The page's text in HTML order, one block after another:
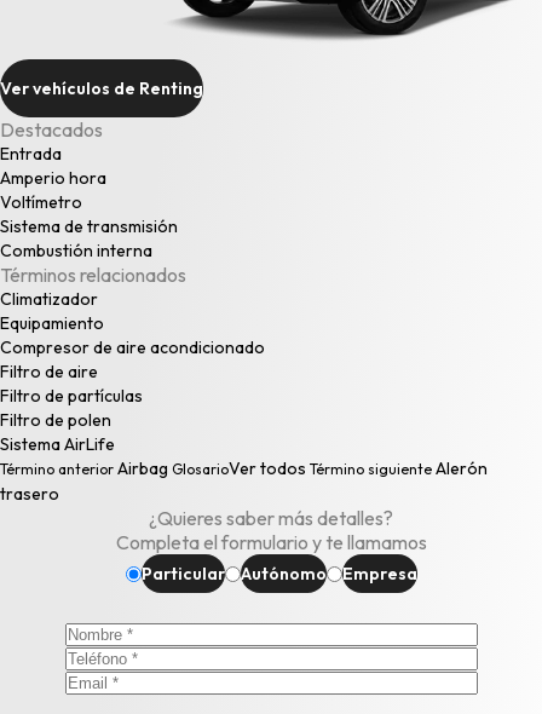
Ver vehículos de Renting
Destacados
Entrada
Amperio hora
Voltímetro
Sistema de transmisión
Combustión interna
Términos relacionados
Climatizador
Equipamiento
Compresor de aire acondicionado
Filtro de aire
Filtro de partículas
Filtro de polen
Sistema AirLife
Término anterior Airbag GlosarioVer todos Término siguiente Alerón
trasero
¿Quieres saber más detalles?
Completa el formulario y te llamamos
Particular Autónomo Empresa